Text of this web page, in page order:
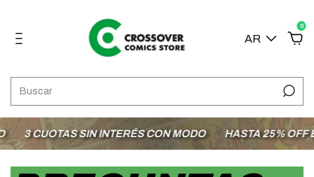
AR
0
3 CUOTAS SIN INTERÉS CON MODO HASTA 25% OFF EN